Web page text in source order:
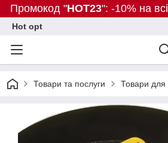
Промокод "HOT23": -10% на
Hot opt
Товари та послуги Товари для